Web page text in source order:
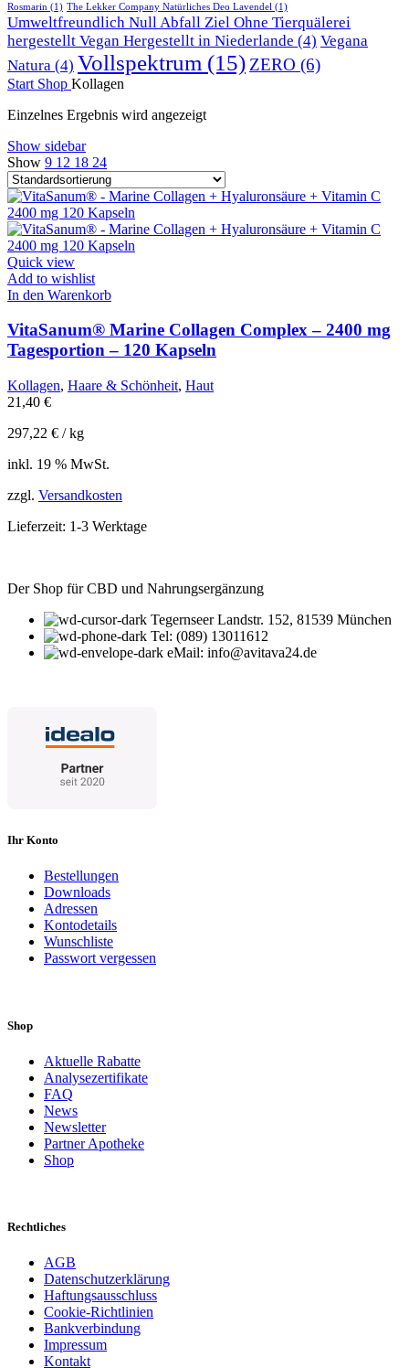
Rosmarin (1) The Lekker Company Natürliches Deo Lavendel (1)
Umweltfreundlich Null Abfall Ziel Ohne Tierquälerei
hergestellt Vegan Hergestellt in Niederlande (4) Vegana
Natura (4) Vollspektrum (15) ZERO (6)
Start Shop Kollagen
Einzelnes Ergebnis wird angezeigt
Show sidebar
Show 9 12 18 24
Quick view
Add to wishlist
In den Warenkorb
VitaSanum® Marine Collagen Complex – 2400 mg
Tagesportion – 120 Kapseln
Kollagen, Haare & Schönheit, Haut
21,40 €
297,22 € /kg
inkl. 19 % MwSt.
zzgl. Versandkosten
Lieferzeit: 1-3 Werktage
Der Shop für CBD und Nahrungsergänzung
Tegernseer Landstr. 152, 81539 München
Tel: (089) 13011612
eMail: info@avitava24.de
Ihr Konto
Bestellungen
Downloads
Adressen
Kontodetails
Wunschliste
Passwort vergessen
Shop
Aktuelle Rabatte
Analysezertifikate
FAQ
News
Newsletter
Partner Apotheke
Shop
Rechtliches
AGB
Datenschutzerklärung
Haftungsausschluss
Cookie-Richtlinien
Bankverbindung
Impressum
Kontakt